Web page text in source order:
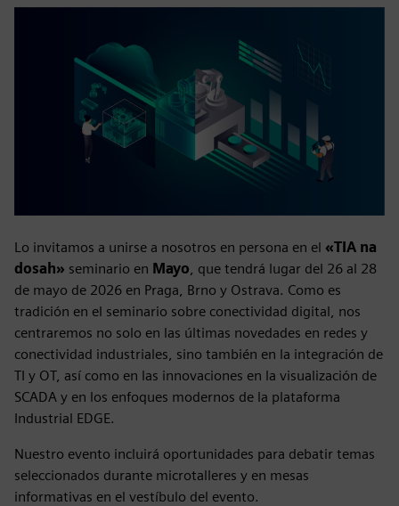
Lo invitamos a unirse a nosotros en persona en el «TIA na
dosah» seminario en Mayo , que tendrá lugar del 26 al 28
de mayo de 2026 en Praga, Brno y Ostrava. Como es
tradición en el seminario sobre conectividad digital, nos
centraremos no solo en las últimas novedades en redes y
conectividad industriales, sino también en la integración de
TI y OT, así como en las innovaciones en la visualización de
SCADA y en los enfoques modernos de la plataforma
Industrial EDGE.
Nuestro evento incluirá oportunidades para debatir temas
seleccionados durante microtalleres y en mesas
informativas en el vestíbulo del evento.